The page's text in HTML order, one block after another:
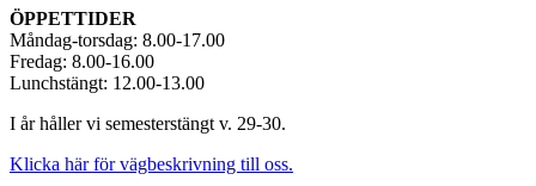
ÖPPETTIDER
Måndag-torsdag: 8.00-17.00
Fredag: 8.00-16.00
Lunchstängt: 12.00-13.00
I år håller vi semesterstängt v. 29-30.
Klicka här för vägbeskrivning till oss.